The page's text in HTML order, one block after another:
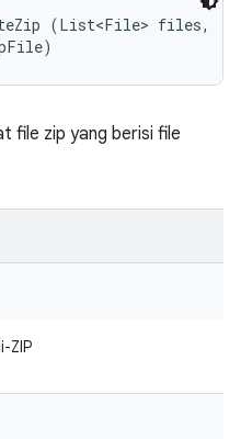
(List<File> files,
file zip yang berisi file
ZIP